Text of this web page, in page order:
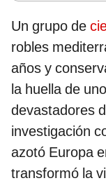
Un grupo de
robles
años y
la huella de
devastadores
investigación
azotó Europa
transformó la